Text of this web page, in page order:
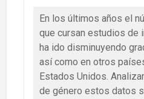
En los últimos años el
que cursan estudios de
ha ido disminuyendo
así como en otros
Estados Unidos.
de género estos datos